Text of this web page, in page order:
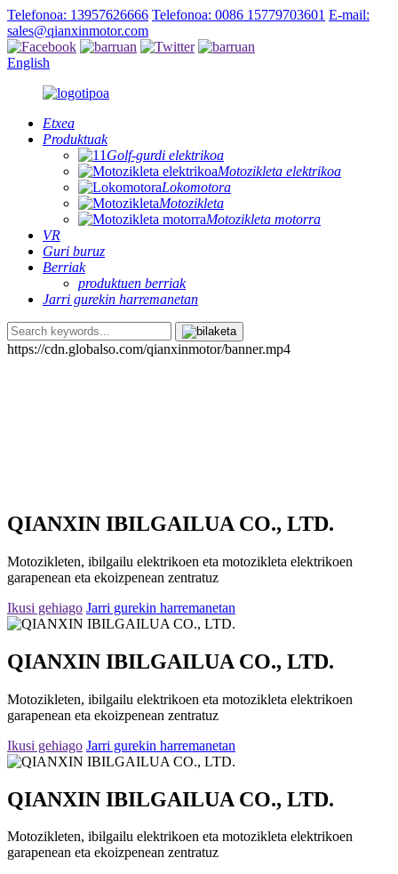
Telefonoa: 13957626666 Telefonoa: 0086 15779703601 E-mail:
sales@qianxinmotor.com
English
Etxea
Produktuak
Golf-gurdi elektrikoa
Motozikleta elektrikoa
Lokomotora
Motozikleta
Motozikleta motorra
VR
Guri buruz
Berriak
produktuen berriak
Jarri gurekin harremanetan
https://cdn.globalso.com/qianxinmotor/banner.mp4
QIANXIN IBILGAILUA CO., LTD.
Motozikleten, ibilgailu elektrikoen eta motozikleta elektrikoen
garapenean eta ekoizpenean zentratuz
Ikusi gehiago Jarri gurekin harremanetan
QIANXIN IBILGAILUA CO., LTD.
Motozikleten, ibilgailu elektrikoen eta motozikleta elektrikoen
garapenean eta ekoizpenean zentratuz
Ikusi gehiago Jarri gurekin harremanetan
QIANXIN IBILGAILUA CO., LTD.
Motozikleten, ibilgailu elektrikoen eta motozikleta elektrikoen
garapenean eta ekoizpenean zentratuz